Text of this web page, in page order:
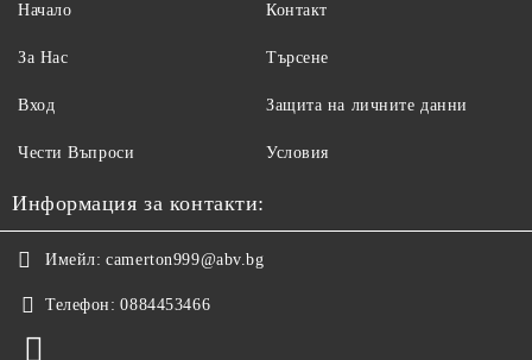
Начало
За Нас
Вход
Чести Въпроси
Контакт
Търсене
Защита на личните данни
Условия
Информация за контакти:
Имейл: camerton999@abv.bg
Телефон: 0884453466